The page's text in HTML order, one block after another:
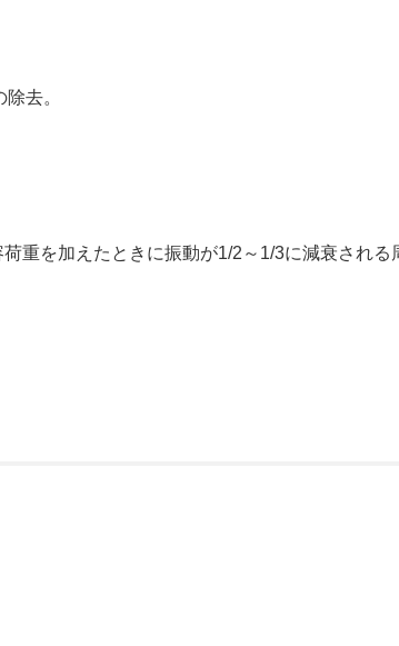
去。
重を加えたときに振動が1/2～1/3に減衰される